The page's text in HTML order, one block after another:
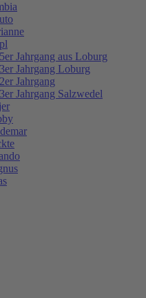
Jahrgang aus Loburg
Jahrgang Loburg
Jahrgang
Jahrgang Salzwedel